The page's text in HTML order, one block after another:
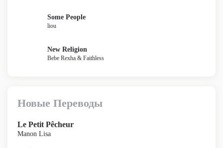
Some People
liou
New Religion
Bebe Rexha & Faithless
Новые Переводы
Le Petit Pêcheur
Manon Lisa